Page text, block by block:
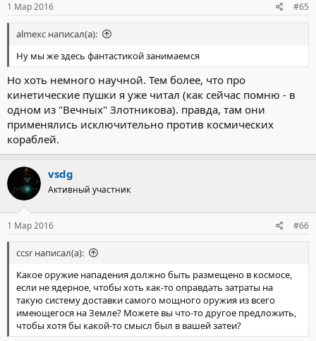
1 Мар 2016 #65
almexc написал(а):
Ну мы же здесь фантастикой занимаемся
Но хоть немного научной. Тем более, что про
кинетические пушки я уже читал (как сейчас помню - в
одном из "Вечных" Злотникова). правда, там они
применялись исключительно против космических
кораблей.
vsdg
Активный участник
1 Мар 2016 #66
ccsr написал(а):
Какое оружие нападения должно быть размещено в космосе,
если не ядерное, чтобы хоть как-то оправдать затраты на
такую систему доставки самого мощного оружия из всего
имеющегося на Земле? Можете вы что-то другое предложить,
чтобы хотя бы какой-то смысл был в вашей затеи?